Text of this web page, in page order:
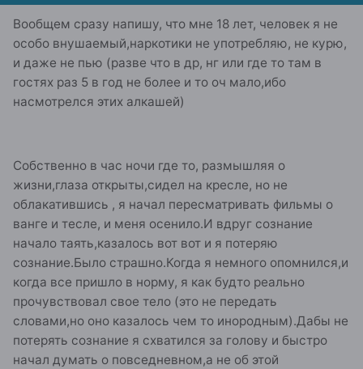
Вообщем сразу напишу, что мне 18 лет, человек я не
особо внушаемый,наркотики не употребляю, не курю,
и даже не пью (разве что в др, нг или где то там в
гостях раз 5 в год не более и то оч мало,ибо
насмотрелся этих алкашей)
Собственно в час ночи где то, размышляя о
жизни,глаза открыты,сидел на кресле, но не
облакатившись , я начал пересматривать фильмы о
ванге и тесле, и меня осенило.И вдруг сознание
начало таять,казалось вот вот и я потеряю
сознание.Было страшно.Когда я немного опомнился,и
когда все пришло в норму, я как будто реально
прочувствовал свое тело (это не передать
словами,но оно казалось чем то инородным).Дабы не
потерять сознание я схватился за голову и быстро
начал думать о повседневном,а не об этой